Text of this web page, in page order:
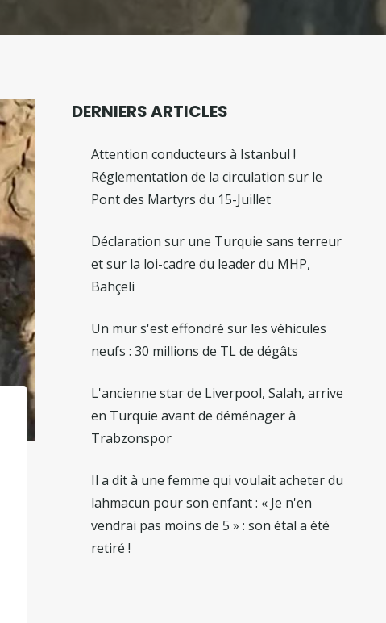
DERNIERS ARTICLES
Attention conducteurs à Istanbul !
Réglementation de la circulation sur le
Pont des Martyrs du 15-Juillet
Déclaration sur une Turquie sans terreur
et sur la loi-cadre du leader du MHP,
Bahçeli
Un mur s'est effondré sur les véhicules
neufs : 30 millions de TL de dégâts
L'ancienne star de Liverpool, Salah, arrive
en Turquie avant de déménager à
Trabzonspor
Il a dit à une femme qui voulait acheter du
lahmacun pour son enfant : « Je n'en
vendrai pas moins de 5 » : son étal a été
retiré !